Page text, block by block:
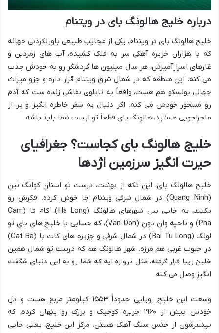
درباره خلیج هالونگ بای در ویتنام
خلیج هالونگ بای در ویتنام، یکی از عجایب طبیعی باورنکردنی جهانه
که با هزاران جزیره آهکی سر به فلک کشیده، آب های زمردین و
غارهای اسرارآمیزش، هر سال میلیون ها گردشگر رو به خودش جذب
می کنه. این منطقه که در شمال شرق ویتنام قرار داره و جزو میراث
جهانی یونسکو هم هست، واقعاً یه تابلوی نقاشی زنده ست که آدم
رو مسحور خودش می کنه. اگر دنبال یه سفر خاطره انگیز و پر از
ماجراجویی هستید، هالونگ بای قطعاً تو لیست شما باید باشه.
خلیج هالونگ بای کجاست؟ جغرافیای
حیرت انگیز سرزمین اژدها
خلیج هالونگ بای، این تکه از بهشت، درست تو استان کوانگ نین
(Quang Ninh) در شمال شرقی ویتنام جا خوش کرده. فکرش رو
بکنید، یه جایی بین شهرهای هالونگ (Ha Long)، کام فا (Cam
Pha) و ناحیه وان دون (Van Don)، که حسابی با خلیج های بای تو
لونگ (Bai Tu Long) در شمال شرقی و جزیره های کات با (Cat Ba)
در جنوب غربی هم مرزه. شهر هالونگ هم که درست تو شمال همین
خلیج زیبا قرار گرفته، مثل دروازه ایه که شما رو به این دنیای شگفت
انگیز وصل می کنه.
وسعت این خلیج رویایی حدوداً ۱۵۵۳ کیلومتر مربع هست و دل
خودش بیش از ۱۹۶۰ جزیره کوچیک و بزرگ رو پنهان کرده، که
بیشترشون از جنس سنگ آهک هستن. مرکز این خلیج، یعنی جایی